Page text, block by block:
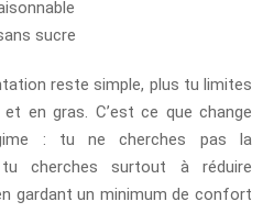
sucre
reste simple, plus tu limites
en gras. C’est ce que change
: tu ne cherches pas la
tu cherches surtout à réduire
gardant un minimum de confort